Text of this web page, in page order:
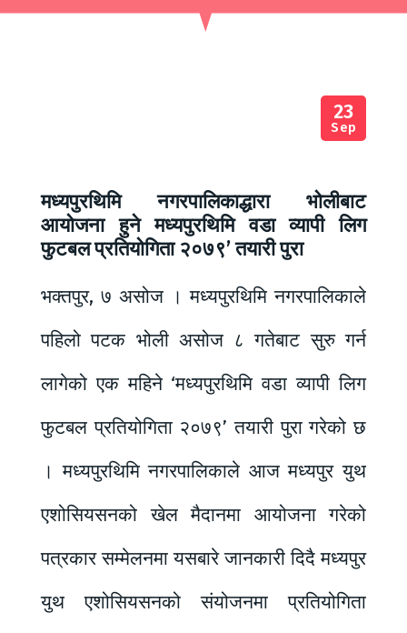
23
Sep
मध्यपुरथिमि नगरपालिकाद्धारा भोलीबाट
आयोजना हुने मध्यपुरथिमि वडा व्यापी लिग
फुटबल प्रतियोगिता २०७९’ तयारी पुरा
भक्तपुर, ७ असोज । मध्यपुरथिमि नगरपालिकाले
पहिलो पटक भोली असोज ८ गतेबाट सुरु गर्न
लागेको एक महिने ‘मध्यपुरथिमि वडा व्यापी लिग
फुटबल प्रतियोगिता २०७९’ तयारी पुरा गरेको छ
। मध्यपुरथिमि नगरपालिकाले आज मध्यपुर युथ
एशोसियसनको खेल मैदानमा आयोजना गरेको
पत्रकार सम्मेलनमा यसबारे जानकारी दिदै मध्यपुर
युथ एशोसियसनको संयोजनमा प्रतियोगिता